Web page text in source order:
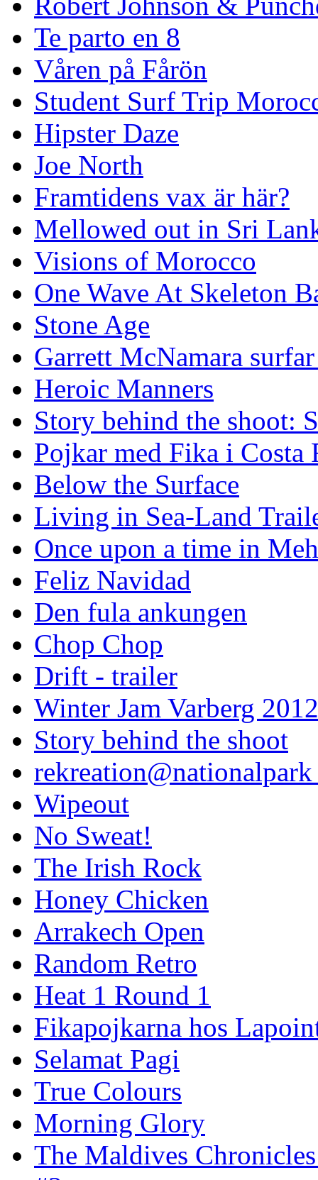
Te parto en 8
Våren på Fårön
Student Surf Trip
Hipster Daze
Joe North
Framtidens vax är här?
Mellowed out in Sri
Visions of Morocco
One Wave At Skeleton
Stone Age
Garrett McNamara
Heroic Manners
Story behind the shoot:
Pojkar med Fika i Costa
Below the Surface
Living in Sea-Land
Once upon a time in
Feliz Navidad
Den fula ankungen
Chop Chop
Drift - trailer
Winter Jam Varberg 2012
Story behind the shoot
rekreation@nationalpark
Wipeout
No Sweat!
The Irish Rock
Honey Chicken
Arrakech Open
Random Retro
Heat 1 Round 1
Fikapojkarna hos
Selamat Pagi
True Colours
Morning Glory
The Maldives